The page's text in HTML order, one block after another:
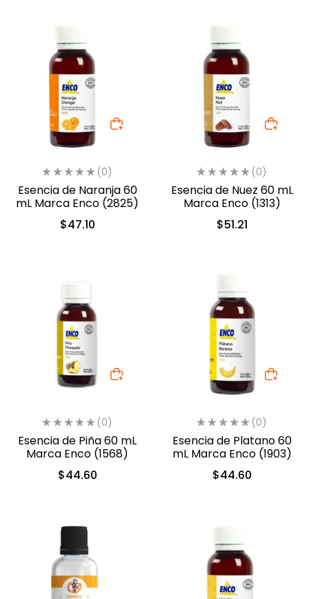
(0)
Esencia de Naranja 60
mL Marca Enco (2825)
$47.10
(0)
Esencia de Nuez 60 mL
Marca Enco (1313)
$51.21
(0)
Esencia de Piña 60 mL
Marca Enco (1568)
$44.60
(0)
Esencia de Platano 60
mL Marca Enco (1903)
$44.60